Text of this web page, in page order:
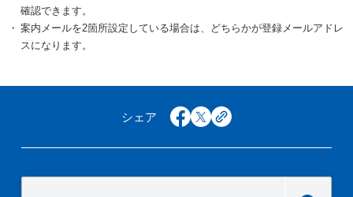
確認できます。
案内メールを2箇所設定している場合は、どちらかが登録メールアドレ
スになります。
シェア facebook
x copy